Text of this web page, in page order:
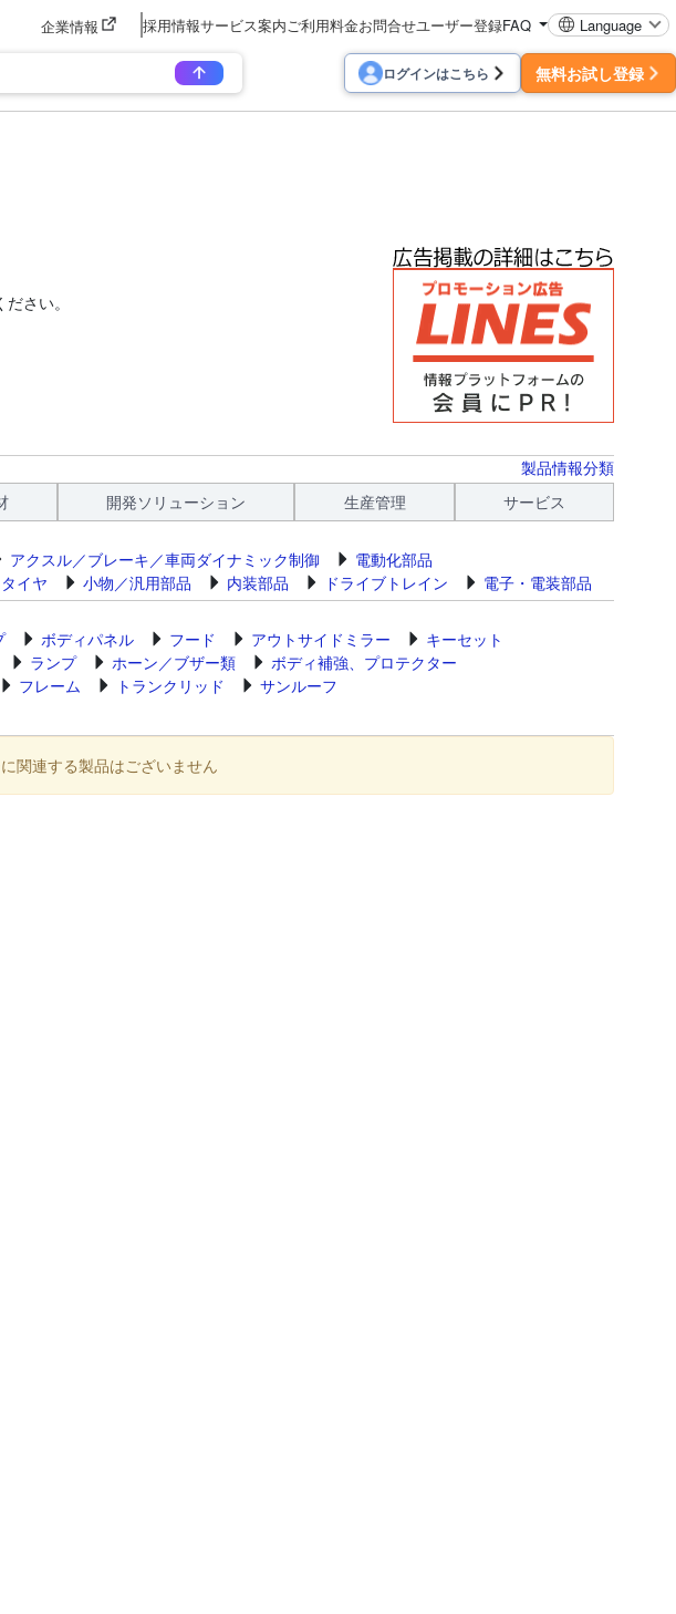
企業情報 採用情報サービス案内 ご利用料金お問合せユーザー登録FAQ Language
ログインはこちら 無料お試し登録
さい。
製品情報分類
開発ソリューション 生産管理
サービス
アクスル／ブレーキ／車両ダイナミック制御
電動化部品
イヤ 小物／汎用部品 内装部品 ドライブトレイン
電子・電装部品
ボディパネル フード アウトサイドミラー
キーセット
ランプ ホーン／ブザー類
ボディ補強、プロテクター
フレーム トランクリッド
サンルーフ
関連する製品はございません